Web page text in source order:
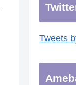
Tweets